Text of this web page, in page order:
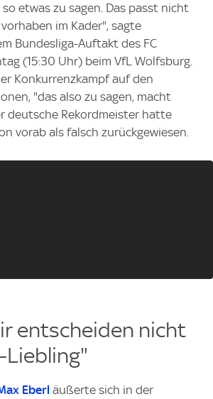
etwas zu sagen. Das passt nicht
im Kader", sagte
Bundesliga-Auftakt des FC
(15:30 Uhr) beim VfL Wolfsburg.
Konkurrenzkampf auf den
"das also zu sagen, macht
deutsche Rekordmeister hatte
vorab als falsch zurückgewiesen.
entscheiden nicht
Liebling"
Eberl äußerte sich in der